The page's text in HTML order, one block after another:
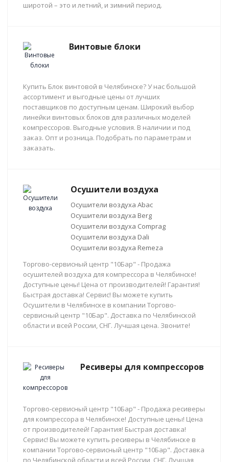
широтой – это и летний, и зимний период.
Винтовые блоки
Купить Блок винтовой в Челябинске? У нас большой
ассортимент и выгодные цены от лучших
поставщиков по доступным ценам. Широкий выбор
линейки винтовых блоков для различных моделей
компрессоров. Выгодные условия. В наличии и под
заказ. Опт и розница. Подобрать по параметрам и
заказать.
Осушители воздуха
Осушители воздуха Abac
Осушители воздуха Berg
Осушители воздуха Comprag
Осушители воздуха Dali
Осушители воздуха Remeza
Торгово-сервисный центр "10Бар" - Продажа
осушителей воздуха для компрессора в Челябинске!
Доступные цены! Цена от производителей! Гарантия!
Быстрая доставка! Сервис! Вы можете купить
Осушители в Челябинске в компании Торгово-
сервисный центр "10Бар". Доставка по Челябинской
области и всей России, СНГ. Лучшая цена. Звоните!
Ресиверы для компрессоров
Торгово-сервисный центр "10Бар" - Продажа ресиверы
для компрессора в Челябинске! Доступные цены! Цена
от производителей! Гарантия! Быстрая доставка!
Сервис! Вы можете купить ресиверы в Челябинске в
компании Торгово-сервисный центр "10Бар". Доставка
по Челябинской области и всей России, СНГ. Лучшая